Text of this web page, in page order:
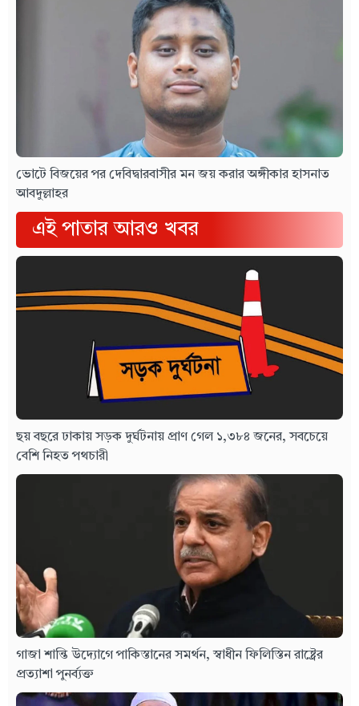
ভোটে বিজয়ের পর দেবিদ্বারবাসীর মন জয় করার অঙ্গীকার হাসনাত
আবদুল্লাহর
এই পাতার আরও খবর
ছয় বছরে ঢাকায় সড়ক দুর্ঘটনায় প্রাণ গেল ১,৩৮৪ জনের, সবচেয়ে
বেশি নিহত পথচারী
গাজা শান্তি উদ্যোগে পাকিস্তানের সমর্থন, স্বাধীন ফিলিস্তিন রাষ্ট্রের
প্রত্যাশা পুনর্ব্যক্ত